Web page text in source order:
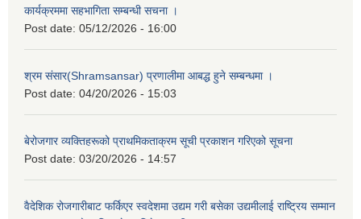
कार्यक्रममा सहभागिता सम्बन्धी सचना ।
Post date: 05/12/2026 - 16:00
श्रम संसार(Shramsansar) प्रणालीमा आबद्ध हुने सम्बन्धमा ।
Post date: 04/20/2026 - 15:03
बेरोजगार व्यक्तिहरूको प्राथमिकताक्रम सूची प्रकाशन गरिएको सूचना
Post date: 03/20/2026 - 14:57
वैदेशिक रोजगारीबाट फर्किएर स्वदेशमा उद्यम गरी बसेका उद्यमीलाई राष्ट्रिय सम्मान